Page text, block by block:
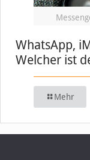
WhatsApp,
Welcher ist
Mehr